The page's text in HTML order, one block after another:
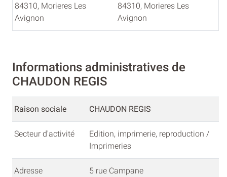
84310, Morieres Les
Avignon
84310, Morieres Les
Avignon
Informations administratives de
CHAUDON REGIS
Raison sociale CHAUDON REGIS
Secteur d'activité
Edition, imprimerie, reproduction /
Imprimeries
Adresse 5 rue Campane